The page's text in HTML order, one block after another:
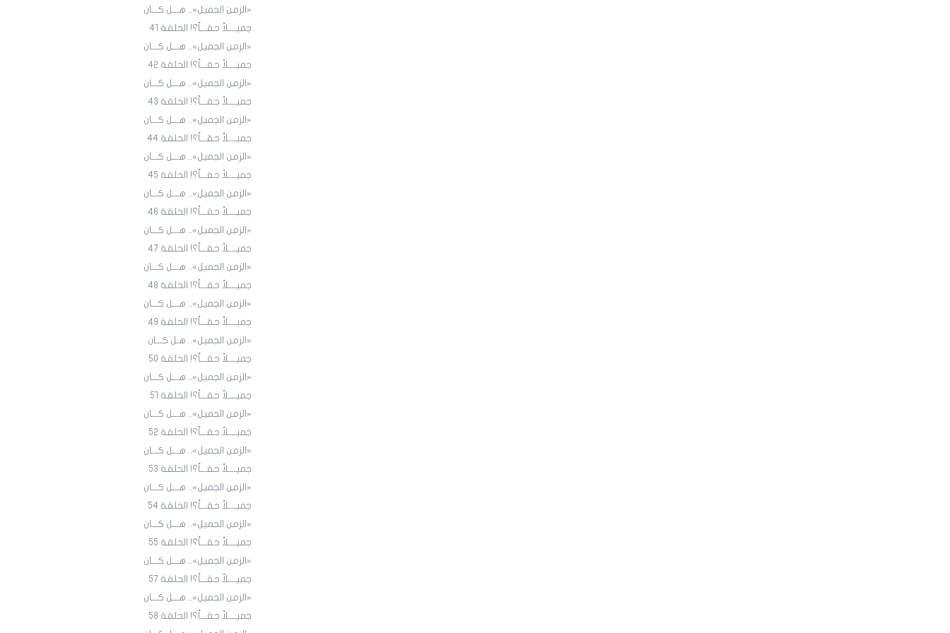
«الزمن الجميل».. هـــل كـــان
جميــــلاً حقـــاً؟! الحلقة 4١
«الزمن الجميل».. هـــل كـــان
جميــــلاً حقـــاً؟! الحلقة 4٢
«الزمن الجميل».. هـــل كـــان
جميــــلاً حقـــاً؟! الحلقة 43
«الزمن الجميل».. هـــل كـــان
جميــــلاً حقـــاً؟! الحلقة 44
«الزمن الجميل».. هـــل كـــان
جميــــلاً حقـــاً؟! الحلقة 45
«الزمن الجميل».. هـــل كـــان
جميــــلاً حقـــاً؟! الحلقة ٤٦
«الزمن الجميل».. هـــل كـــان
جميــــلاً حقـــاً؟! الحلقة ٤7
«الزمن الجميل».. هـــل كـــان
جميــــلاً حقـــاً؟! الحلقة ٤٨
«الزمن الجميل».. هـــل كـــان
جميــــلاً حقـــاً؟! الحلقة ٤9
«الزمن الجميل».. هـل كـــان
جميــــلاً حقـــاً؟! الحلقة ٥٠
«الزمن الجميل».. هـــل كـــان
جميــــلاً حقـــاً؟! الحلقة ٥١
«الزمن الجميل».. هـــل كـــان
جميــــلاً حقـــاً؟! الحلقة 52
«الزمن الجميل».. هـــل كـــان
جميــــلاً حقـــاً؟! الحلقة 53
«الزمن الجميل».. هـــل كـــان
جميــــلاً حقـــاً؟! الحلقة 54
«الزمن الجميل».. هـــل كـــان
جميــــلاً حقـــاً؟! الحلقة 55
«الزمن الجميل».. هـــل كـــان
جميــــلاً حقـــاً؟! الحلقة 57
«الزمن الجميل».. هـــل كـــان
جميــــلاً حقـــاً؟! الحلقة 58